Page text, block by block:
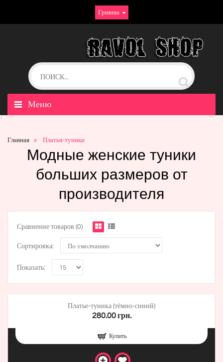
Гривны
Меню
`
Главная Платья-туники
Модные женские туники
больших размеров от
производителя
Сравнение товаров (0)
Сортировка:
Показать:
Платье-туника (тёмно-синий)
280.00 грн.
Купить